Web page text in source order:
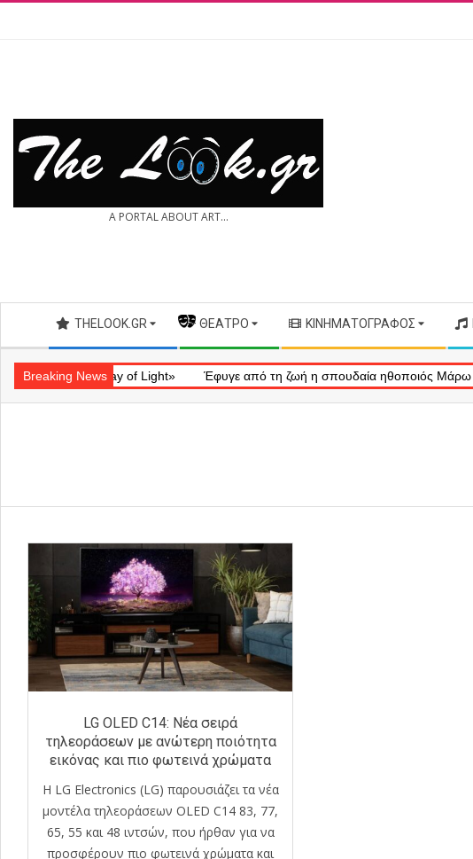
THE A PORTAL ABOUT ART...
Secondary
Navigation
Menu
THELOOK.GR — ΘΈΑΤΡΟ ΚΙΝΗΜΑΤΟΓΡΆΦΟΣ
Breaking News
«Ray of Light» Έφυγε από τη ζωή η σπουδαία ηθοποιός Μάρω Κοντού
LG OLED C14: Νέα σειρά
τηλεοράσεων με ανώτερη ποιότητα
εικόνας και πιο φωτεινά χρώματα
Η LG Electronics (LG) παρουσιάζει τα νέα
μοντέλα τηλεοράσεων OLED C14 83, 77,
65, 55 και 48 ιντσών, που ήρθαν για να
προσφέρουν πιο φωτεινά χρώματα και